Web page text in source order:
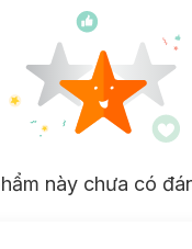
này chưa có